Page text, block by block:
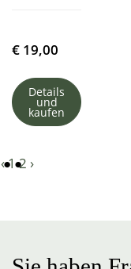
€ 19,00
Details
und
kaufen
‹12 ›